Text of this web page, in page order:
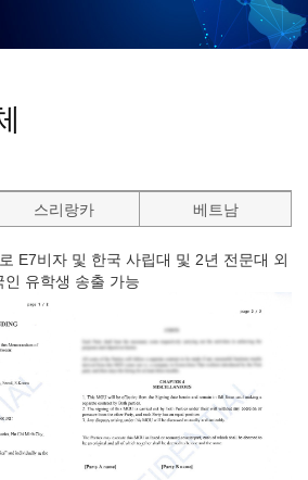
스리랑카 베트남
E7비자 및 한국 사립대 및 2년 전문대 외
인 유학생 송출 가능